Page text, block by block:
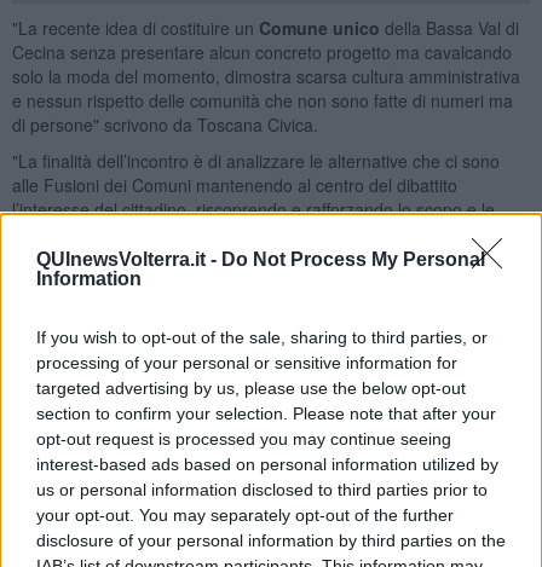
QUInewsVolterra.it - Do Not Process My Personal
Information
If you wish to opt-out of the sale, sharing to third parties, or
processing of your personal or sensitive information for
targeted advertising by us, please use the below opt-out
section to confirm your selection. Please note that after your
opt-out request is processed you may continue seeing
interest-based ads based on personal information utilized by
us or personal information disclosed to third parties prior to
your opt-out. You may separately opt-out of the further
disclosure of your personal information by third parties on the
"La recente idea di costituire un Comune unico della Bassa Val di
Cecina senza presentare alcun concreto progetto ma cavalcando
solo la moda del momento, dimostra scarsa cultura amministrativa
e nessun rispetto delle comunità che non sono fatte di numeri ma
di persone" scrivono da Toscana Civica.
"La finalità dell’incontro è di analizzare le alternative che ci sono
alle Fusioni dei Comuni mantenendo al centro del dibattito
l’interesse del cittadino, riscoprendo e rafforzando lo scopo e le
finalità dei nostri secolari Comuni alla luce del mondo moderno e
globalizzato di oggi".
"L’erogazione di servizi ai cittadini e la
cui si confronteranno i relatori e il pubblico analizzando i modelli
amministrativi alternativi alle fusioni - proseguono
i rappresentanti delle liste civiche in un comunicato. - Lefusioni
rispetto alleunioni,sono un percorsosenza ritorno e non sono la
soluzione buona per ogni situazione, i cittadini lo hanno capito
molto bene come dimostra il risultato del referendum di Riparbella
e Castellina. In un territorio come quello toscano dove ladensità
dei Comuni è già molto bassa, l’allontanamento dellesedi
prendono le decisioni dai cittadini è un effetto perverso
inaccettabile".